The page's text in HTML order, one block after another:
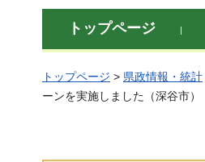
トップページ
トップページ > 県政情報・統計
ーンを実施しました（深谷市）